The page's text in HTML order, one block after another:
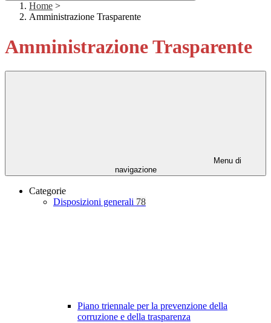
Home >
Amministrazione Trasparente
Amministrazione Trasparente
Menu di
navigazione
Categorie
Disposizioni generali 78
Piano triennale per la prevenzione della
corruzione e della trasparenza